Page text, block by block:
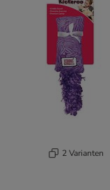
2 Varianten